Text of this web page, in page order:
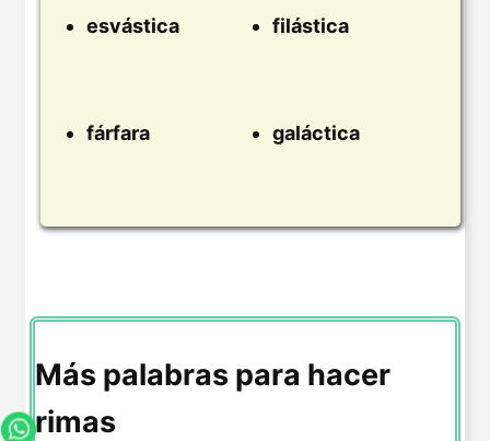
esvástica filástica
fárfara galáctica
Más palabras para hacer
rimas